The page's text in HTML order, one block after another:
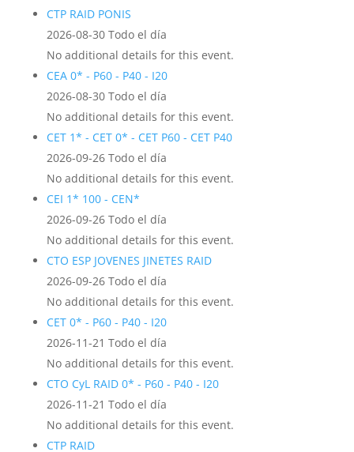
CTP RAID PONIS
2026-08-30 Todo el día
No additional details for this event.
CEA 0* - P60 - P40 - I20
2026-08-30 Todo el día
No additional details for this event.
CET 1* - CET 0* - CET P60 - CET P40
2026-09-26 Todo el día
No additional details for this event.
CEI 1* 100 - CEN*
2026-09-26 Todo el día
No additional details for this event.
CTO ESP JOVENES JINETES RAID
2026-09-26 Todo el día
No additional details for this event.
CET 0* - P60 - P40 - I20
2026-11-21 Todo el día
No additional details for this event.
CTO CyL RAID 0* - P60 - P40 - I20
2026-11-21 Todo el día
No additional details for this event.
CTP RAID